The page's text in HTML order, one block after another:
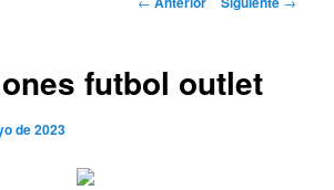
futbol outlet
de 2023